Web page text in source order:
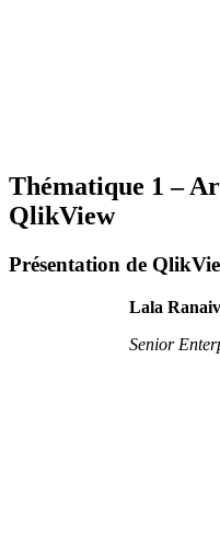
Thématique 1 –
QlikView
Présentation de
Lala
Senior